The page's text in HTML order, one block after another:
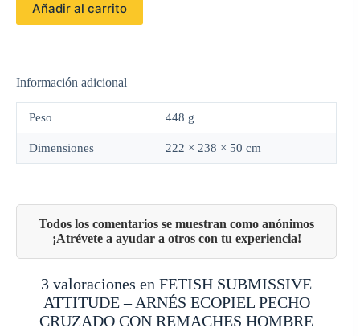
Añadir al carrito
Información adicional
Peso 448 g
Dimensiones 222 × 238 × 50 cm
3 valoraciones enFETISH SUBMISSIVE
ATTITUDE – ARNÉS ECOPIEL PECHO
CRUZADO CON REMACHES HOMBRE